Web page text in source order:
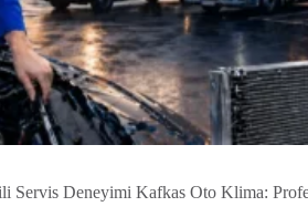
Servis Deneyimi Kafkas Oto Klima: